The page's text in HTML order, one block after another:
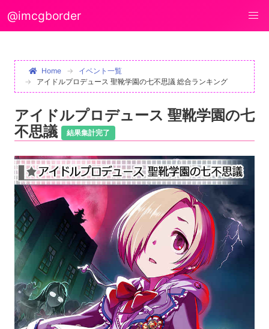
@imcgborder
Home
イベント一覧
アイドルプロデュース 聖靴学園の七不思議 総合ランキング
アイドルプロデュース 聖靴学園の七
不思議
結果集計完了